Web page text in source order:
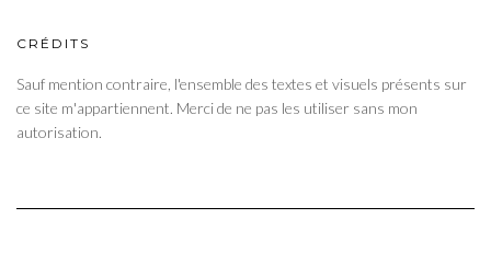
CRÉDITS
Sauf mention contraire, l'ensemble des textes et visuels présents sur
ce site m'appartiennent. Merci de ne pas les utiliser sans mon
autorisation.